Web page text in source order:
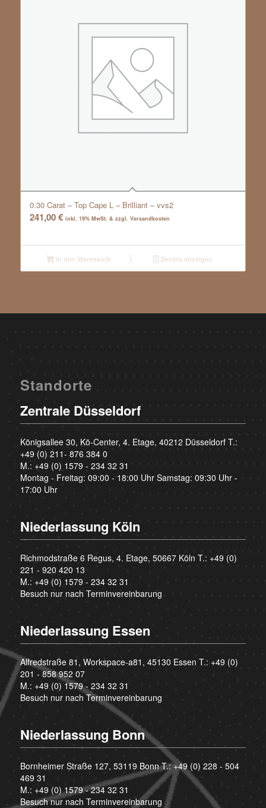
0.30 Carat – Top Cape L – Brilliant – vvs2
241,00€ inkl. 19% MwSt. & zzgl. Versandkosten
In den Warenkorb Details anzeigen
Standorte
Zentrale Düsseldorf
Königsallee 30, Kö-Center, 4. Etage, 40212 Düsseldorf T.:
+49 (0) 211- 876 384 0
M.: +49 (0) 1579 - 234 32 31
Montag - Freitag: 09:00 - 18:00 Uhr Samstag: 09:30 Uhr -
17:00 Uhr
Niederlassung Köln
Richmodstraße 6 Regus, 4. Etage, 50667 Köln T.: +49 (0)
221 - 920 420 13
M.: +49 (0) 1579 - 234 32 31
Besuch nur nach Terminvereinbarung
Niederlassung Essen
Alfredstraße 81, Workspace-a81, 45130 Essen T.: +49 (0)
201 - 858 952 07
M.: +49 (0) 1579 - 234 32 31
Besuch nur nach Terminvereinbarung
Niederlassung Bonn
Bornheimer Straße 127, 53119 Bonn T.:+49 (0) 228 - 504
469 31
M.: +49 (0) 1579 - 234 32 31
Besuch nur nach Terminvereinbarung